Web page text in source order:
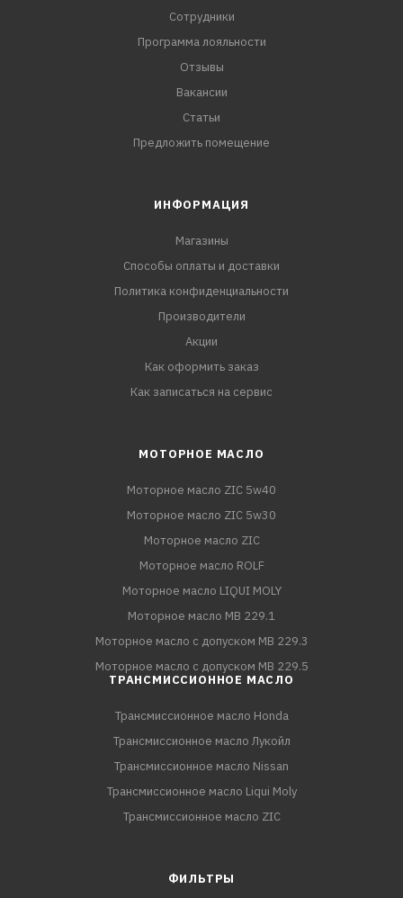
Сотрудники
Программа лояльности
Отзывы
Вакансии
Статьи
Предложить помещение
ИНФОРМАЦИЯ
Магазины
Способы оплаты и доставки
Политика конфиденциальности
Производители
Акции
Как оформить заказ
Как записаться на сервис
МОТОРНОЕ МАСЛО
Моторное масло ZIC 5w40
Моторное масло ZIC 5w30
Моторное масло ZIC
Моторное масло ROLF
Моторное масло LIQUI MOLY
Моторное масло MB 229.1
Моторное масло с допуском MB 229.3
Моторное масло с допуском MB 229.5
ТРАНСМИССИОННОЕ МАСЛО
Трансмиссионное масло Honda
Трансмиссионное масло Лукойл
Трансмиссионное масло Nissan
Трансмиссионное масло Liqui Moly
Трансмиссионное масло ZIC
ФИЛЬТРЫ